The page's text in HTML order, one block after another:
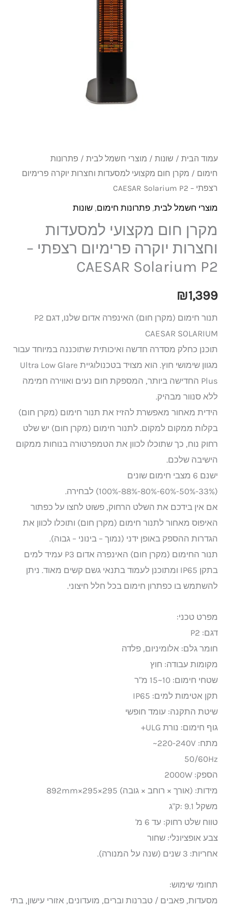
עמוד הבית / שונות / מוצרי חשמל לבית / פתרונות
חימום / מקרן חום מקצועי למסעדות וחצרות יוקרה פרימיום
רצפתי – CAESAR Solarium P2
מוצרי חשמל לבית, פתרונות חימום, שונות
מקרן חום מקצועי למסעדות
וחצרות יוקרה פרימיום רצפתי –
CAESAR Solarium P2
₪1,399
תנור חימום (מקרן חום) האינפרה אדום שלנו, דגם P2
CAESAR SOLARIUM
תוכנן כחלק מסדרה חדשה ואיכותית שתוכננה במיוחד עבור
מגוון שימושי חוץ. הוא מצויד בטכנולוגיית Ultra Low Glare
Plus החדישה ביותר, המספקת חום נעים ואווירה חמימה
ללא סנוור מבהיק.
הידית מאחור מאפשרת להזיז את תנור חימום (מקרן חום)
בקלות ממקום למקום. לתנור חימום (מקרן חום) יש שלט
רחוק נוח, כך שתוכלו לכוון את הטמפרטורה בנוחות ממקום
הישיבה שלכם.
ישנם 6 מצבי חימום שונים
(33%-50%-60%-80%-88%-100%) לבחירה.
אם אין בידכם את השלט הרחוק, פשוט לחצו על כפתור
האיפוס מאחור לתנור חימום (מקרן חום) ותוכלו לכוון את
הגדרות ההספק באופן ידני (נמוך – בינוני – גבוה).
תנור החימום (מקרן חום) האינפרה אדום P3 עמיד למים
בתקן IP65 ומתוכנן לעמוד בתנאי גשם קשים מאוד. ניתן
להשתמש בו כפתרון חימום בכל חלל חיצוני.
מפרט טכני:
דגם: P2
חומר גלם: אלומיניום, פלדה
מקומות עבודה: חוץ
שטחי חימום: 10~15 מ"ר
תקן אטימות למים: IP65
שיטת התקנה: עומד חופשי
גוף חימום: נורת ULG+
מתח: 220-240V~
50/60Hz
הספק: 2000W
מידות: (אורך × רוחב × גובה) 295×295×892mm
משקל 9.1 :ק"ג
טווח שלט רחוק: עד 6 מ'
צבע אופציונלי: שחור
אחריות: 3 שנים (שנה על המנורה).
תחומי שימוש:
מסעדות, פאבים / טברנות וברים, מועדונים, אזורי עישון, בתי